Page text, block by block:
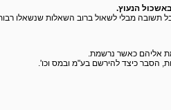
הנעוץ.
תשובה מבלי לשאול ברוב השאלות שנשאלו
אליהם כאשר נרשמת.